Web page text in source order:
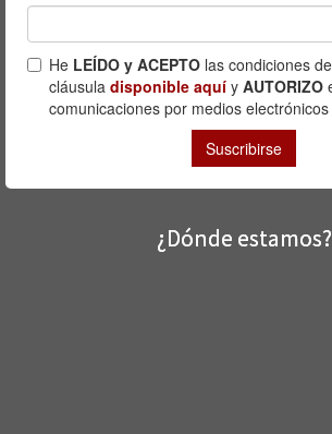
¿Dónde estamos?